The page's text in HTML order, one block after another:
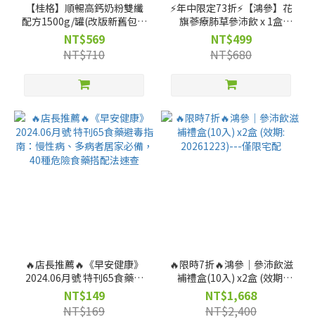
【桂格】順暢高鈣奶粉雙纖
配方1500g/罐(改版新舊包裝
隨機出貨)
NT$569
NT$710
⚡年中限定73折⚡【鴻參】花
旗蔘療肺草參沛飲 x 1盒
(25ml x 10包/盒)｜人蔘飲
(效期: 20261117)
NT$499
NT$680
🔥店長推薦🔥《早安健康》
2024.06月號 特刊65食藥避
毒指南：慢性病、多病者居
家必備，40種危險食藥搭配
法速查
NT$149
NT$169
🔥限時7折🔥鴻參｜參沛飲滋
補禮盒(10入) x2盒 (效期:
20261223)---僅限宅配
NT$1,668
NT$2,400